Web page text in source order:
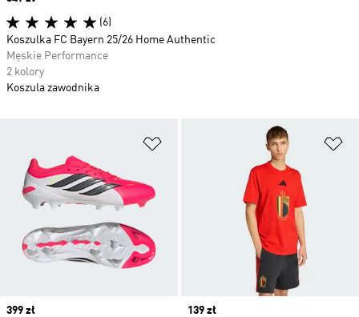
Dodaj do listy życzeń
Price
399 zł
Price
139 zł
(6)
Koszulka FC Bayern 25/26 Home Authentic
Męskie Performance
2 kolory
Koszula zawodnika